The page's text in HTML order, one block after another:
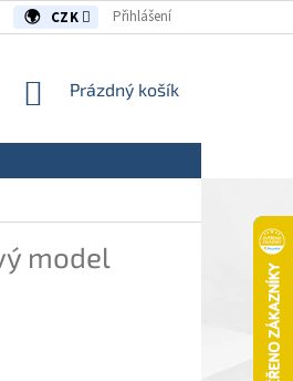
CZK Přihlášení
NÁKUPNÍ
Prázdný košík
model